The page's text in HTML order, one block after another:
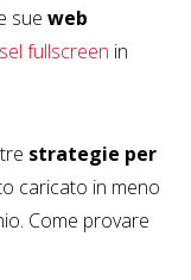
sueweb
fullscreen in
strategie per
caricato in meno
Come provare